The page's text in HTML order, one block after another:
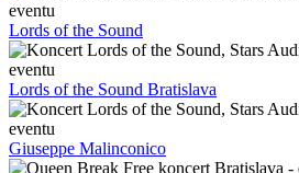
Lords of the Sound
Lords of the Sound Bratislava
Giuseppe Malinconico